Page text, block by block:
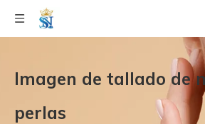
Imagen de tallado de
perlas